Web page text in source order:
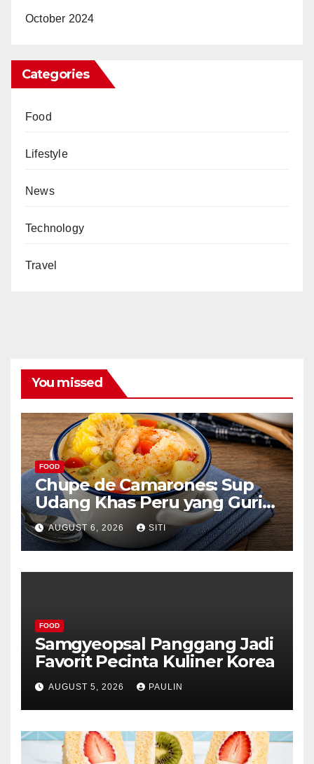
October 2024
Categories
Food
Lifestyle
News
Technology
Travel
You missed
FOOD
Chupe de Camarones: Sup
Udang Khas Peru yang Gurih
Lezat
AUGUST 6, 2026 SITI
FOOD
Samgyeopsal Panggang Jadi
Favorit Pecinta Kuliner Korea
AUGUST 5, 2026 PAULIN